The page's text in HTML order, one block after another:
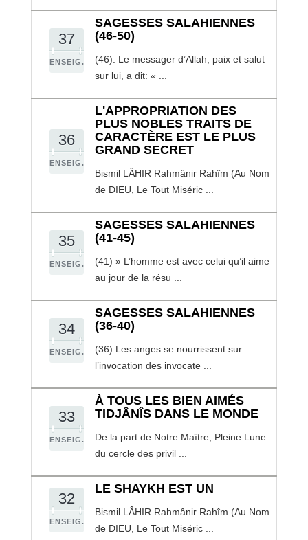
37
ENSEIG.
SAGESSES SALAHIENNES
(46-50)
(46): Le messager d’Allah, paix et salut
sur lui, a dit: « ...
36
ENSEIG.
L'APPROPRIATION DES
PLUS NOBLES TRAITS DE
CARACTÈRE EST LE PLUS
GRAND SECRET
Bismil LÂHIR Rahmânir Rahîm (Au Nom
de DIEU, Le Tout Miséric ...
35
ENSEIG.
SAGESSES SALAHIENNES
(41-45)
(41) » L’homme est avec celui qu’il aime
au jour de la résu ...
34
ENSEIG.
SAGESSES SALAHIENNES
(36-40)
(36) Les anges se nourrissent sur
l’invocation des invocate ...
33
ENSEIG.
À TOUS LES BIEN AIMÉS
TIDJÂNÎS DANS LE MONDE
De la part de Notre Maître, Pleine Lune
du cercle des privil ...
32
ENSEIG.
LE SHAYKH EST UN
Bismil LÂHIR Rahmânir Rahîm (Au Nom
de DIEU, Le Tout Miséric ...